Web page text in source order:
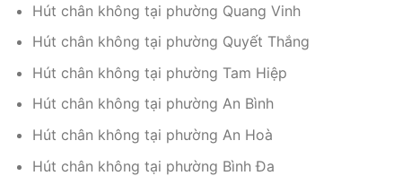
Hút chân không tại phường Quang Vinh
Hút chân không tại phường Quyết Thắng
Hút chân không tại phường Tam Hiệp
Hút chân không tại phường An Bình
Hút chân không tại phường An Hoà
Hút chân không tại phường Bình Đa